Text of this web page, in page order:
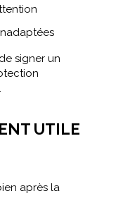
signer un
UTILE
après la